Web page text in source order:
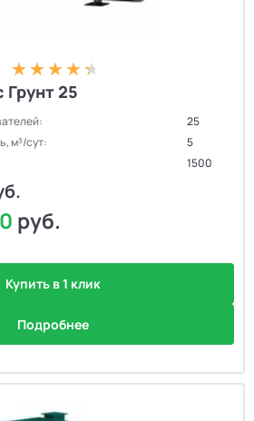
Грунт 25
25
м³/сут:
5
1500
руб.
Купить в 1 клик
Подробнее